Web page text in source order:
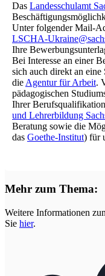
Das Landesschulamt
Unter folgender Mail-
LSCHA-
Ihre
Bei Interesse an einer
sich auch direkt an eine
die Agentur für Arbeit.
pädagogischen
Ihrer
und Lehrerbildung
Beratung sowie die
das Goethe-Institut) für
Mehr zum Thema:
Weitere Informationen
Sie hier.